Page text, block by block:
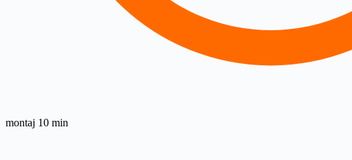
montaj 10 min